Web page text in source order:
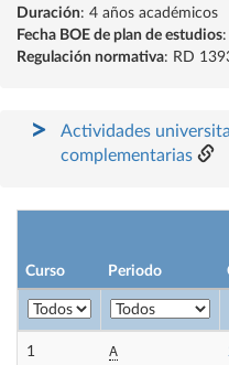
Duración: 4 años académicos
Fecha BOE de plan de estudios
Regulación normativa: RD
Actividades
complementarias
Curso Periodo
1 A